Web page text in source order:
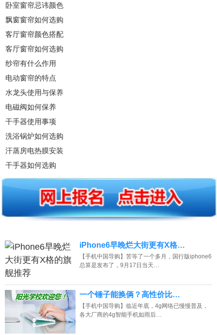
卧室窗帘忌讳颜色
飘窗窗帘如何选购
客厅窗帘颜色搭配
客厅窗帘如何选购
纱帘有什么作用
电动窗帘的特点
水龙头使用与保养
电磁阀如何保养
干手器使用事项
洗浴锅炉如何选购
汗蒸房电热膜安装
干手器如何选购
iPhone6早晚烂大街更有X格…
【手机中国导购】苦等了一个多月，国行版iphone6
总算是发布了，9月17日当天…
一个锤子能换俩？高性价比…
【手机中国导购】临近年底，4g网络已慢慢普及，
各大厂商的4g智能手机如雨后…